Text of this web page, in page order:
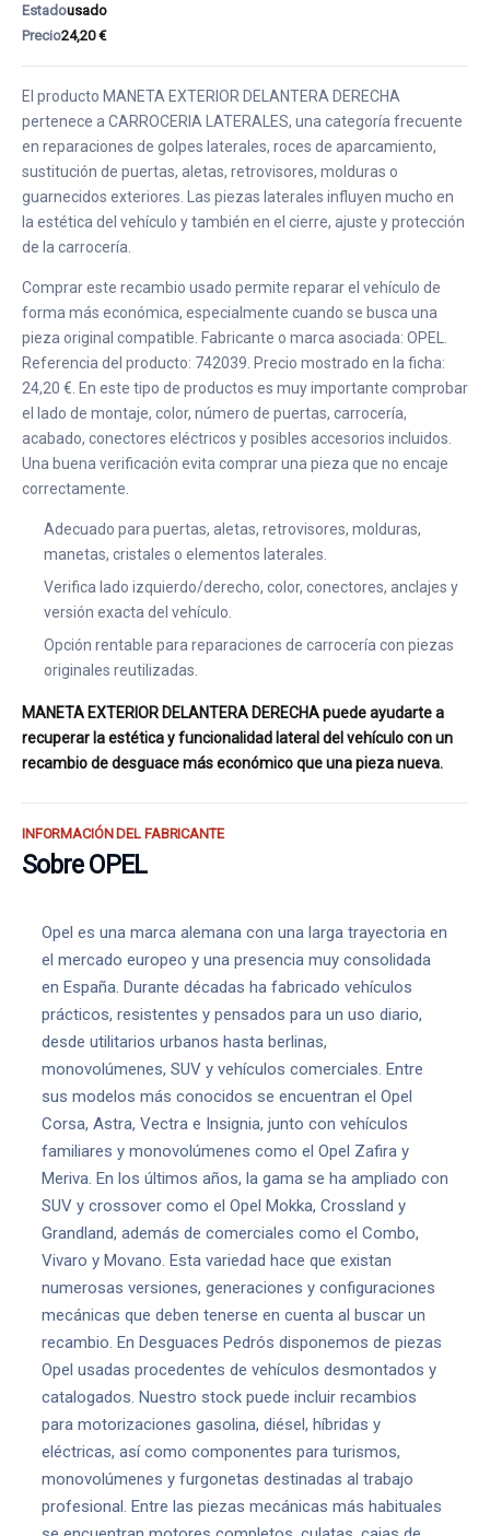
Estadousado
Precio24,20 €
El producto MANETA EXTERIOR DELANTERA DERECHA
pertenece a CARROCERIA LATERALES, una categoría frecuente
en reparaciones de golpes laterales, roces de aparcamiento,
sustitución de puertas, aletas, retrovisores, molduras o
guarnecidos exteriores. Las piezas laterales influyen mucho en
la estética del vehículo y también en el cierre, ajuste y protección
de la carrocería.
Comprar este recambio usado permite reparar el vehículo de
forma más económica, especialmente cuando se busca una
pieza original compatible. Fabricante o marca asociada: OPEL.
Referencia del producto: 742039. Precio mostrado en la ficha:
24,20 €. En este tipo de productos es muy importante comprobar
el lado de montaje, color, número de puertas, carrocería,
acabado, conectores eléctricos y posibles accesorios incluidos.
Una buena verificación evita comprar una pieza que no encaje
correctamente.
Adecuado para puertas, aletas, retrovisores, molduras,
manetas, cristales o elementos laterales.
Verifica lado izquierdo/derecho, color, conectores, anclajes y
versión exacta del vehículo.
Opción rentable para reparaciones de carrocería con piezas
originales reutilizadas.
MANETA EXTERIOR DELANTERA DERECHA puede ayudarte a
recuperar la estética y funcionalidad lateral del vehículo con un
recambio de desguace más económico que una pieza nueva.
INFORMACIÓN DEL FABRICANTE
Sobre OPEL
Opel es una marca alemana con una larga trayectoria en
el mercado europeo y una presencia muy consolidada
en España. Durante décadas ha fabricado vehículos
prácticos, resistentes y pensados para un uso diario,
desde utilitarios urbanos hasta berlinas,
monovolúmenes, SUV y vehículos comerciales. Entre
sus modelos más conocidos se encuentran el Opel
Corsa, Astra, Vectra e Insignia, junto con vehículos
familiares y monovolúmenes como el Opel Zafira y
Meriva. En los últimos años, la gama se ha ampliado con
SUV y crossover como el Opel Mokka, Crossland y
Grandland, además de comerciales como el Combo,
Vivaro y Movano. Esta variedad hace que existan
numerosas versiones, generaciones y configuraciones
mecánicas que deben tenerse en cuenta al buscar un
recambio. En Desguaces Pedrós disponemos de piezas
Opel usadas procedentes de vehículos desmontados y
catalogados. Nuestro stock puede incluir recambios
para motorizaciones gasolina, diésel, híbridas y
eléctricas, así como componentes para turismos,
monovolúmenes y furgonetas destinadas al trabajo
profesional. Entre las piezas mecánicas más habituales